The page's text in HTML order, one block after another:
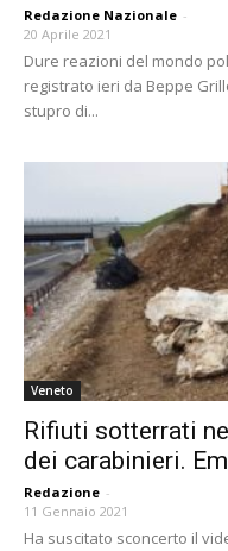
Redazione Nazionale -
20 Aprile 2021
Dure reazioni del mondo
registrato ieri da Beppe
stupro di...
Veneto
Rifiuti sotterrati
dei carabinieri.
Redazione -
11 Gennaio 2021
Ha suscitato sconcerto il